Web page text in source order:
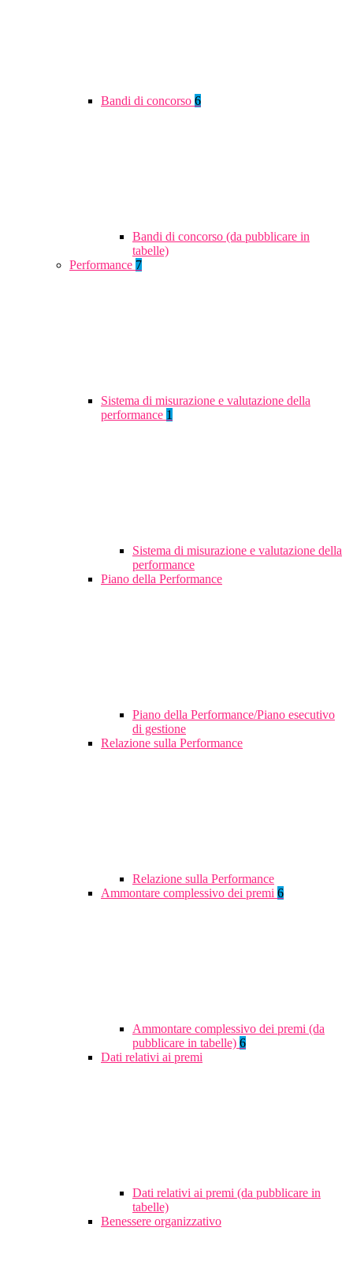
Bandi di concorso 6
Bandi di concorso (da pubblicare in
tabelle)
Performance 7
Sistema di misurazione e valutazione della
performance 1
Sistema di misurazione e valutazione della
performance
Piano della Performance
Piano della Performance/Piano esecutivo
di gestione
Relazione sulla Performance
Relazione sulla Performance
Ammontare complessivo dei premi 6
Ammontare complessivo dei premi (da
pubblicare in tabelle) 6
Dati relativi ai premi
Dati relativi ai premi (da pubblicare in
tabelle)
Benessere organizzativo